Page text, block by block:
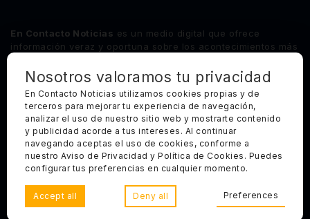
Querétaro
En Contacto Noticias es un medio digital que ofrece
información veraz y oportuna sobre los acontecimientos más
principales sucesos nacionales e internacionales.
Síguenos
Categorías Principales
Otros Enlaces
Copyright 2025, Todos los derechos reservados. En Contacto
Noticias
Nosotros valoramos tu privacidad
En Contacto Noticias utilizamos cookies propias y de
terceros para mejorar tu experiencia de navegación,
analizar el uso de nuestro sitio web y mostrarte contenido
y publicidad acorde a tus intereses. Al continuar
navegando aceptas el uso de cookies, conforme a
nuestro Aviso de Privacidad y Política de Cookies. Puedes
configurar tus preferencias en cualquier momento.
Accept all Deny all Preferences